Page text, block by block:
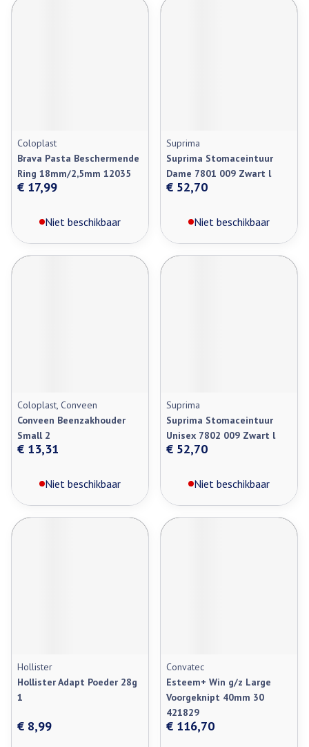
Coloplast
Brava Pasta Beschermende
Ring 18mm/2,5mm 12035
€ 17,99
Niet beschikbaar
Suprima
Suprima Stomaceintuur
Dame 7801 009 Zwart l
€ 52,70
Niet beschikbaar
Coloplast, Conveen
Conveen Beenzakhouder
Small 2
€ 13,31
Niet beschikbaar
Suprima
Suprima Stomaceintuur
Unisex 7802 009 Zwart l
€ 52,70
Niet beschikbaar
Hollister
Hollister Adapt Poeder 28g
1
€ 8,99
Convatec
Esteem+ Win g/z Large
Voorgeknipt 40mm 30
421829
€ 116,70